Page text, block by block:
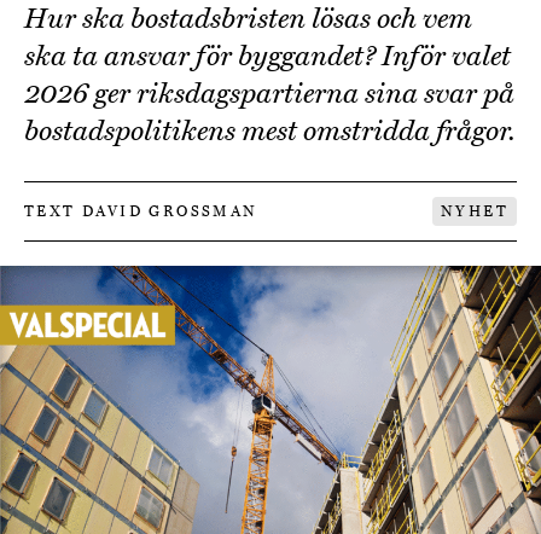
Hur ska bostadsbristen lösas och vem
ska ta ansvar för byggandet? Inför valet
2026 ger riksdagspartierna sina svar på
bostadspolitikens mest omstridda frågor.
TEXT DAVID GROSSMAN NYHET